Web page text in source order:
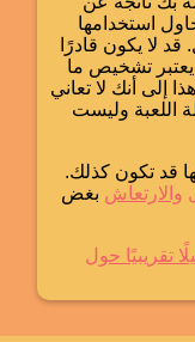
استخدامها
لا يكون قادرًا
تشخيص ما
إلى أنك لا تعاني
اللعبة وليست
قد تكون كذلك.
والارتعاش بغض
تقريبيًا حول